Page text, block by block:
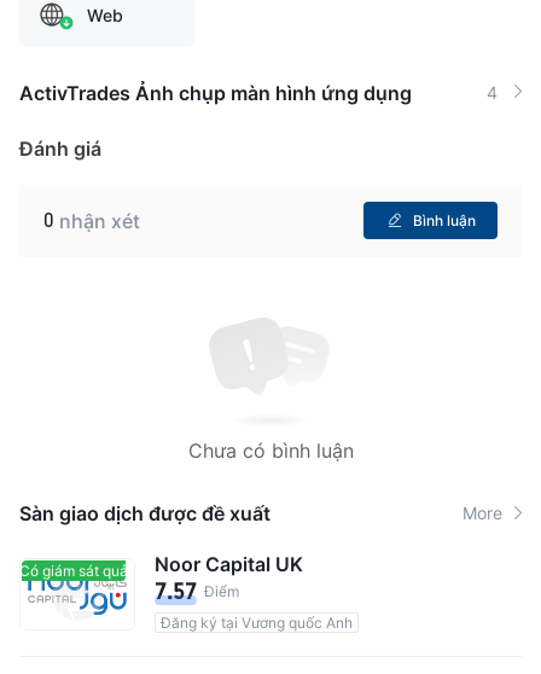
Web
ActivTrades Ảnh chụp màn hình ứng dụng 4
Đánh giá
0 nhận xét Bình luận
Chưa có bình luận
Sàn giao dịch được đề xuất More
Có giám sát quản lý Có giám sát quản lý
Noor Capital UK
7.57 Điểm
Đăng ký tại Vương quốc Anh